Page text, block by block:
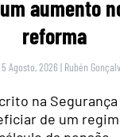
aumento
reforma
Agosto, 2026 | Rubén
na
de um